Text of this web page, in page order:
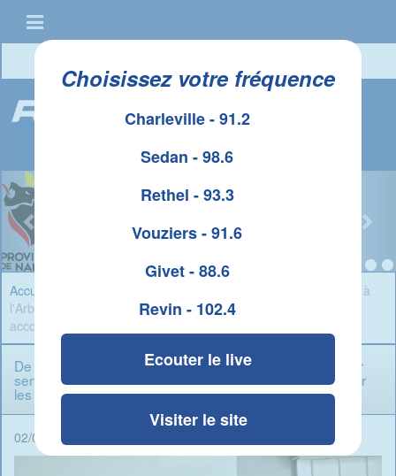
Choisissez votre fréquence
Charleville - 91.2
Sedan - 98.6
Rethel - 93.3
Vouziers - 91.6
Givet - 88.6
Revin - 102.4
Ecouter le live
Visiter le site
Accueil
» De l'enfer des violences conjugales à
l'Arbre de Vie, pour sensibiliser aux violences intra-familiales et
accompagner les victimes
De l'enfer des violences conjugales à l'Arbre de Vie, pour
sensibiliser aux violences intra-familiales et accompagner
les victimes
02/06/2026 - 10:15 -